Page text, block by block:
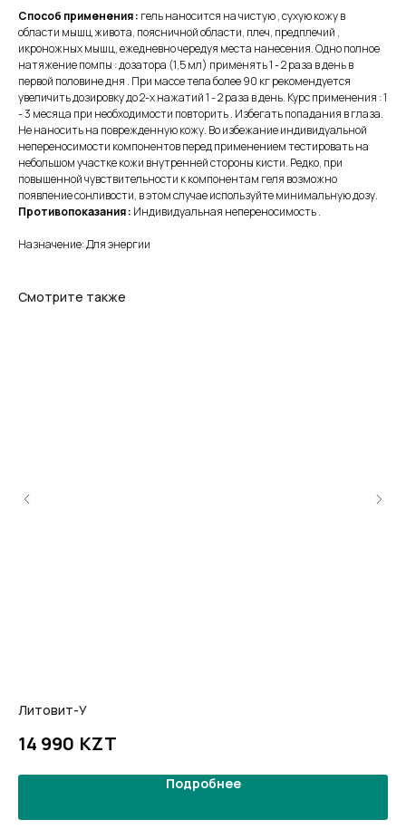
Способ применения : гель наносится на чистую , сухую кожу в
области мышц живота, поясничной области, плеч, предплечий ,
икроножных мышц, ежедневно чередуя места нанесения. Одно полное
натяжение помпы : дозатора (1,5 мл) применять 1 - 2 раза в день в
первой половине дня . При массе тела более 90 кг рекомендуется
увеличить дозировку до 2-х нажатий 1 - 2 раза в день. Курс применения : 1
- 3 месяца при необходимости повторить . Избегать попадания в глаза.
Не наносить на поврежденную кожу. Во избежание индивидуальной
непереносимости компонентов перед применением тестировать на
небольшом участке кожи внутренней стороны кисти. Редко, при
повышенной чувствительности к компонентам геля возможно
появление сонливости, в этом случае используйте минимальную дозу.
Противопоказания : Индивидуальная непереносимость .
Назначение: Для энергии
Смотрите также
Литовит-У
14 990 KZT
Подробнее
Статьи
Офисы